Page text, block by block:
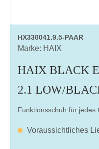
HX330041.9.5-PAAR
Marke: HAIX
HAIX BLACK
2.1 LOW/
Funktionsschuh für jedes
Voraussichtliches